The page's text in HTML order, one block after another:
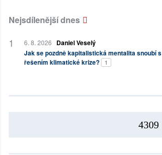
Nejsdílenější dnes
6. 8. 2026
Daniel Veselý
Jak se pozdně kapitalistická mentalita snoubí s
řešením klimatické krize?
1
4309